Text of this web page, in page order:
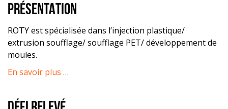
PRÉSENTATION
ROTY est spécialisée dans l’injection plastique/
extrusion soufflage/ soufflage PET/ développement de
moules.
En savoir plus …